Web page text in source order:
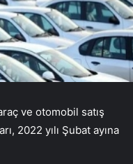
ve otomobil satış
2022 yılı Şubat ayına